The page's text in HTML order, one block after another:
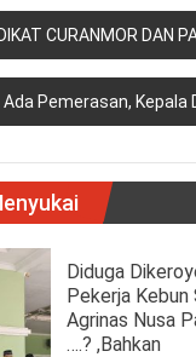
CURANMOR DAN
Ada Pemerasan,
Diduga
Pekerja
Agrinas Nusa
….? ,Bahkan